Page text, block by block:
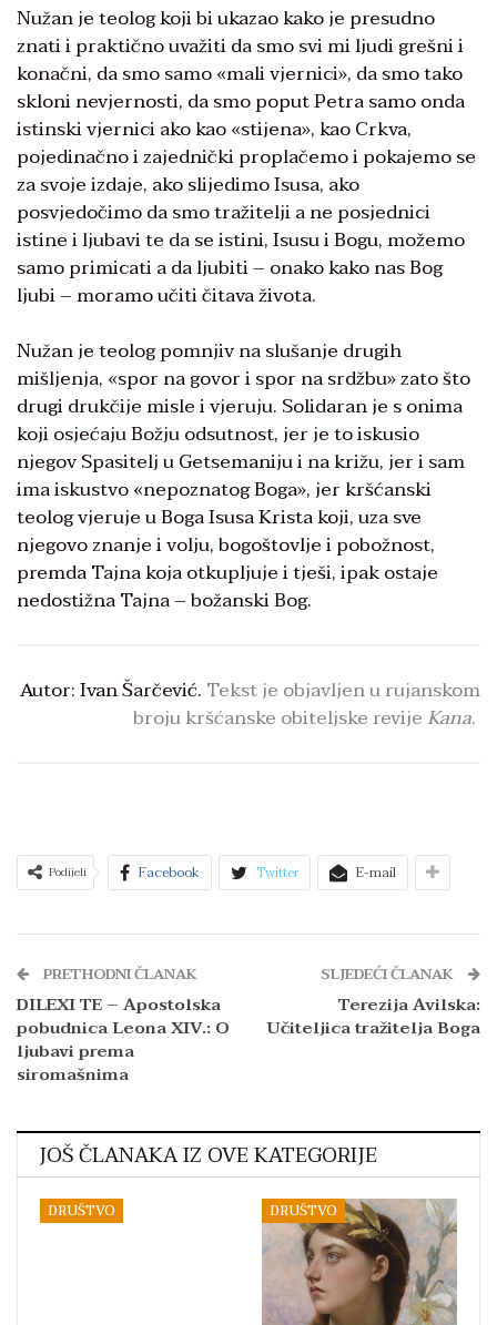
Nužan je teolog koji bi ukazao kako je presudno
znati i praktično uvažiti da smo svi mi ljudi grešni i
konačni, da smo samo «mali vjernici», da smo tako
skloni nevjernosti, da smo poput Petra samo onda
istinski vjernici ako kao «stijena», kao Crkva,
pojedinačno i zajednički proplačemo i pokajemo se
za svoje izdaje, ako slijedimo Isusa, ako
posvjedočimo da smo tražitelji a ne posjednici
istine i ljubavi te da se istini, Isusu i Bogu, možemo
samo primicati a da ljubiti – onako kako nas Bog
ljubi – moramo učiti čitava života.
Nužan je teolog pomnjiv na slušanje drugih
mišljenja, «spor na govor i spor na srdžbu» zato što
drugi drukčije misle i vjeruju. Solidaran je s onima
koji osjećaju Božju odsutnost, jer je to iskusio
njegov Spasitelj u Getsemaniju i na križu, jer i sam
ima iskustvo «nepoznatog Boga», jer kršćanski
teolog vjeruje u Boga Isusa Krista koji, uza sve
njegovo znanje i volju, bogoštovlje i pobožnost,
premda Tajna koja otkupljuje i tješi, ipak ostaje
nedostižna Tajna – božanski Bog.
Autor: Ivan Šarčević. Tekst je objavljen u rujanskom
broju kršćanske obiteljske revijeKana.
Podijeli Facebook Twitter E-mail
PRETHODNI ČLANAK
DILEXI TE – Apostolska
pobudnica Leona XIV.: O
ljubavi prema
siromašnima
SLJEDEĆI ČLANAK
Terezija Avilska:
Učiteljica tražitelja Boga
JOŠ ČLANAKA IZ OVE KATEGORIJE
DRUŠTVO DRUŠTVO